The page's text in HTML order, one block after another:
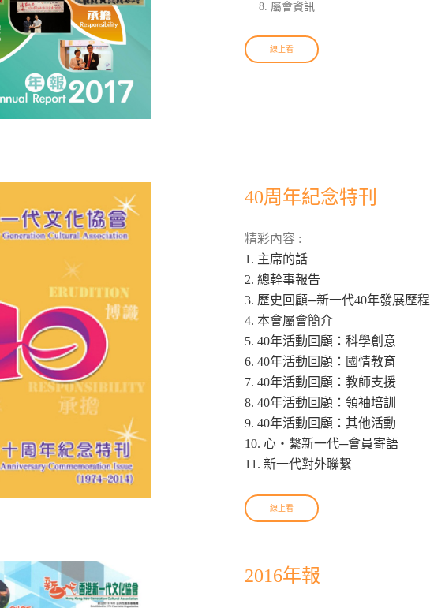
屬會資訊
線上看
40周年紀念特刊
精彩內容 :
1. 主席的話
2. 總幹事報告
3. 歷史回顧─新一代40年發展歷程
4. 本會屬會簡介
5. 40年活動回顧：科學創意
6. 40年活動回顧：國情教育
7. 40年活動回顧：教師支援
8. 40年活動回顧：領袖培訓
9. 40年活動回顧：其他活動
10. 心‧繫新一代─會員寄語
11. 新一代對外聯繫
線上看
2016年報